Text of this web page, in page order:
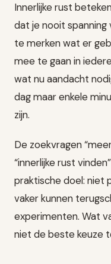
Innerlijke rust
dat je nooit
te merken wat er
mee te gaan in
wat nu aandacht
dag maar enkele
zijn.
De zoekvragen
“innerlijke rust
praktische doel: niet
vaker kunnen
experimenten. Wat
niet de beste keuze